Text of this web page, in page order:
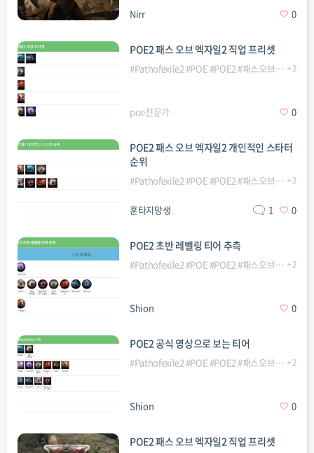
Nirr 0
POE2 패스 오브 엑자일2 직업 프리셋
#Pathofexile2#POE#POE2#패스오브엑자일2 +2
poe전문가 0
POE2 패스 오브 엑자일2 개인적인 스타터
순위
#Pathofexile2#POE#POE2#패스오브엑자일2 +2
훈타지망생 1 0
POE2 초반 레벨링 티어 추측
#Pathofexile2#POE#POE2#패스오브엑자일2 +2
Shion 0
POE2 공식 영상으로 보는 티어
#Pathofexile2#POE#POE2#패스오브엑자일2 +2
Shion 0
POE2 패스 오브 엑자일2 직업 프리셋